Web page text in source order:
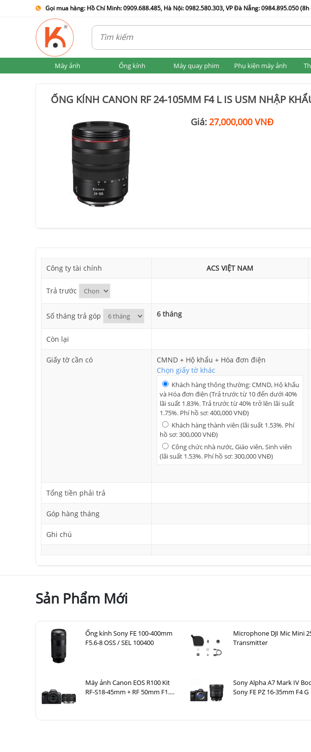
Gọi mua hàng: Hồ Chí Minh: 0909.688.485, Hà Nội: 0982.580.303, VP Đà Nẵng: 0984.895.050 (8h
Máy ảnh Ống kính Máy quay phim Phụ kiện máy ảnh
ỐNG KÍNH CANON RF 24-105MM F4 L IS USM NHẬP
Giá:27,000,000 VNĐ
Công ty tài chính ACS VIỆT NAM
Trả trước
Số tháng trả góp 6 tháng
Còn lại
Giấy tờ cần có
CMND + Hộ khẩu + Hóa đơn điện
Chọn giấy tờ khác
Khách hàng thông thường: CMND, Hộ khẩu
và Hóa đơn điện (Trả trước từ 10 đến dưới 40%
lãi suất 1.83%. Trả trước từ 40% trở lên lãi suất
1.75%. Phí hồ sơ: 400,000 VNĐ)
Khách hàng thành viên (lãi suất 1.53%. Phí
hồ sơ: 300,000 VNĐ)
Công chức nhà nước, Giáo viên, Sinh viên
(lãi suất 1.53%. Phí hồ sơ: 300,000 VNĐ)
Tổng tiền phải trả
Góp hàng tháng
Ghi chú
Sản Phẩm Mới
Ống kính Sony FE 100-400mm
F5.6-8 OSS / SEL 100400
Microphone DJI Mic Mini
Transmitter
Máy ảnh Canon EOS R100 Kit
RF-S18-45mm + RF 50mm F1.8
Sony Alpha A7 Mark IV
Sony FE PZ 16-35mm F4 G